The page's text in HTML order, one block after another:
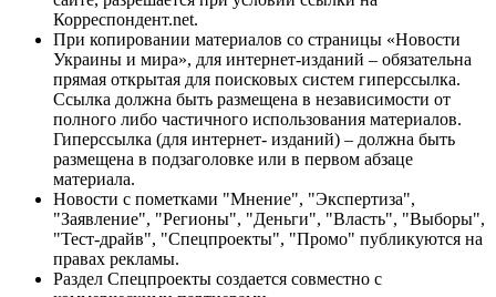
Корреспондент.net.
При копировании материалов со страницы «Новости
Украины и мира», для интернет-изданий – обязательна
прямая открытая для поисковых систем гиперссылка.
Ссылка должна быть размещена в независимости от
полного либо частичного использования материалов.
Гиперссылка (для интернет- изданий) – должна быть
размещена в подзаголовке или в первом абзаце
материала.
Новости с пометками "Мнение", "Экспертиза",
"Заявление", "Регионы", "Деньги", "Власть", "Выборы",
"Тест-драйв", "Спецпроекты", "Промо" публикуются на
правах рекламы.
Раздел Спецпроекты создается совместно с